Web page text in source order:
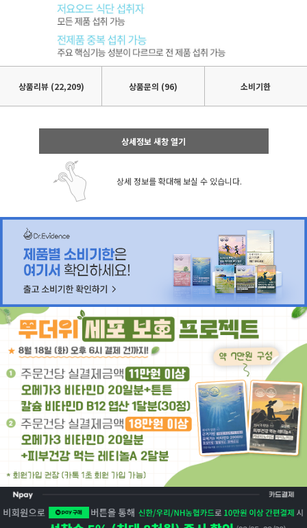
상품리뷰 (22,209) 상품문의 (96) 소비기한
상세정보 새창 열기
상세 정보를 확대해 보실 수 있습니다.